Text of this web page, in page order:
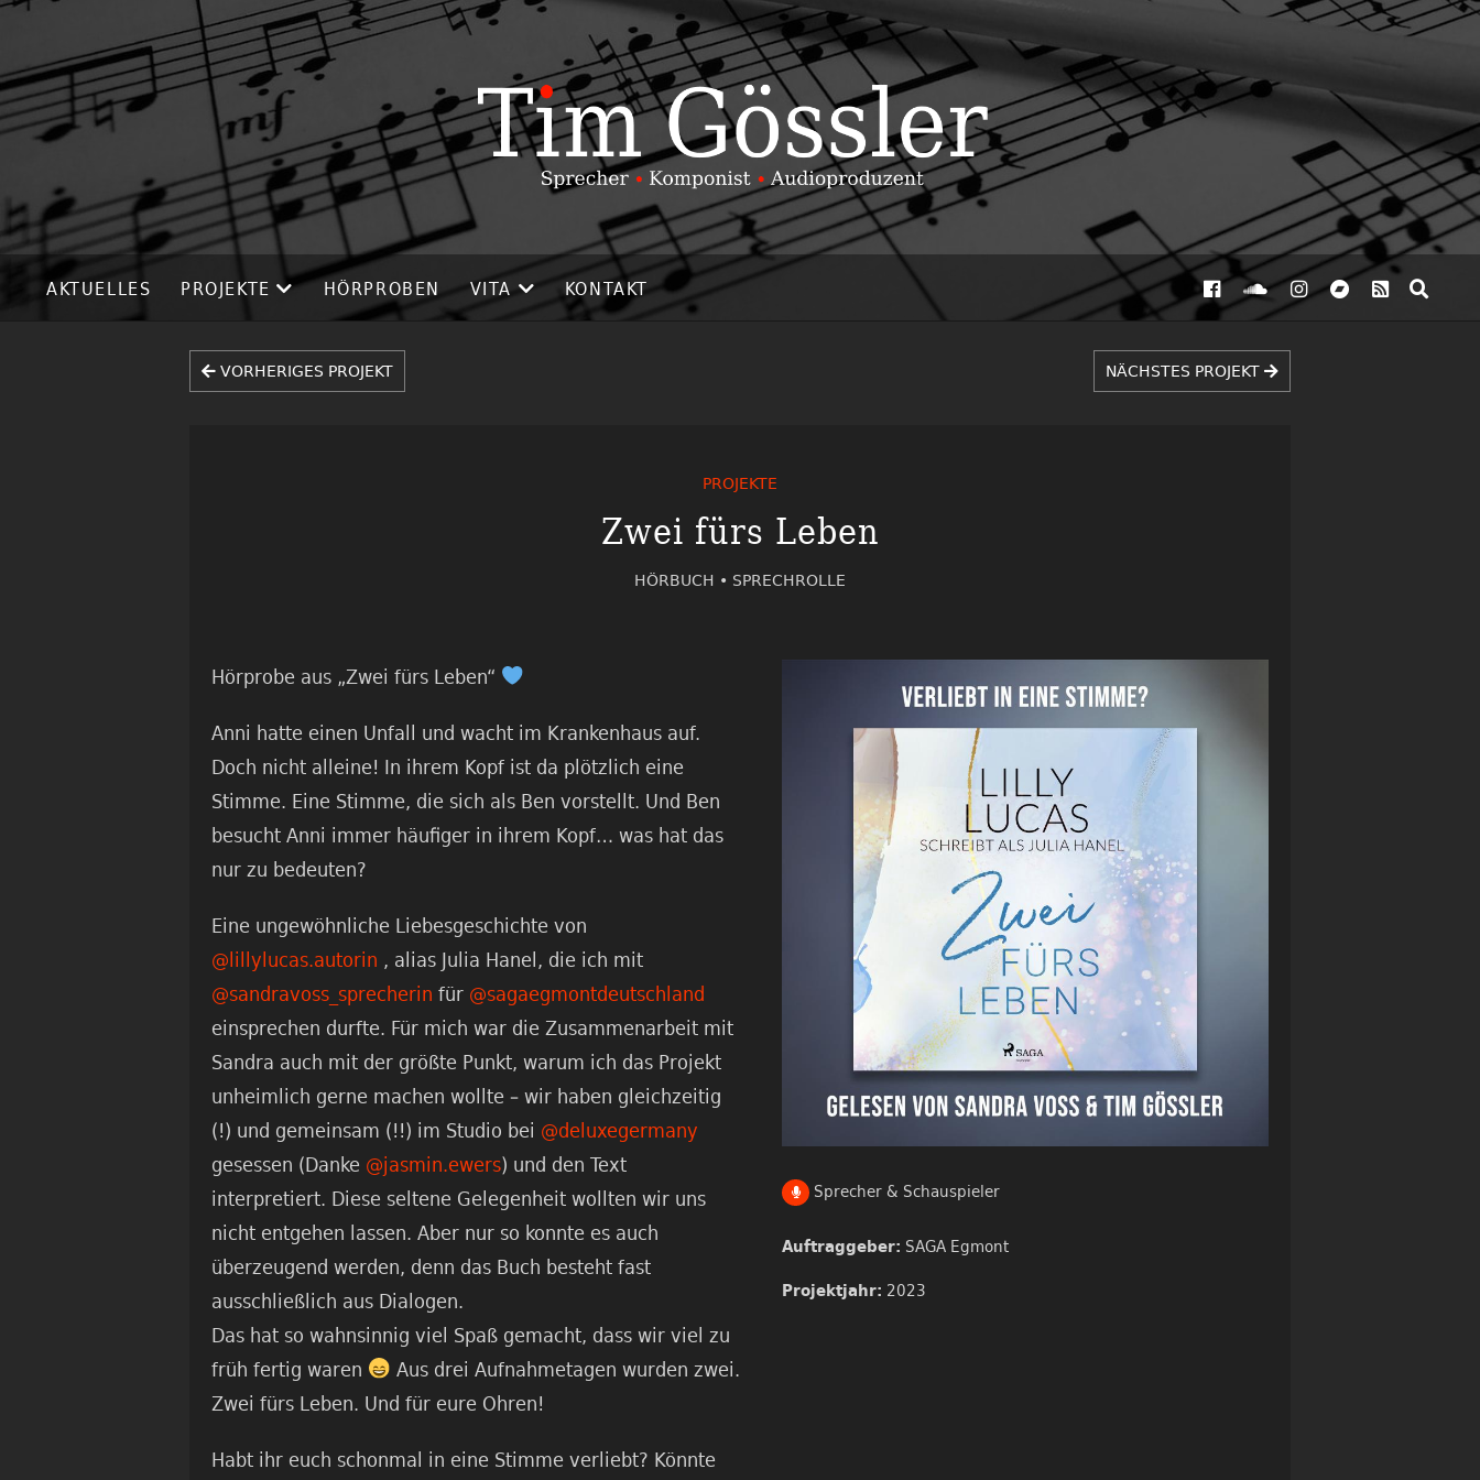
AKTUELLES PROJEKTE HÖRPROBEN VITA KONTAKT
VORHERIGES PROJEKT NÄCHSTES PROJEKT
PROJEKTE
Zwei fürs Leben
HÖRBUCH • SPRECHROLLE
Sprecher & Schauspieler
Auftraggeber: SAGA Egmont
Projektjahr: 2023
Hörprobe aus „Zwei fürs Leben“
Anni hatte einen Unfall und wacht im Krankenhaus auf.
Doch nicht alleine! In ihrem Kopf ist da plötzlich eine
Stimme. Eine Stimme, die sich als Ben vorstellt. Und Ben
besucht Anni immer häufiger in ihrem Kopf… was hat das
nur zu bedeuten?
Eine ungewöhnliche Liebesgeschichte von
@lillylucas.autorin , alias Julia Hanel, die ich mit
@sandravoss_sprecherinfür@sagaegmontdeutschland
einsprechen durfte. Für mich war die Zusammenarbeit mit
Sandra auch mit der größte Punkt, warum ich das Projekt
unheimlich gerne machen wollte – wir haben gleichzeitig
(!) und gemeinsam (!!) im Studio bei @deluxegermany
gesessen (Danke @jasmin.ewers) und den Text
interpretiert. Diese seltene Gelegenheit wollten wir uns
nicht entgehen lassen. Aber nur so konnte es auch
überzeugend werden, denn das Buch besteht fast
ausschließlich aus Dialogen.
Das hat so wahnsinnig viel Spaß gemacht, dass wir viel zu
früh fertig waren
Aus drei Aufnahmetagen wurden zwei.
Zwei fürs Leben. Und für eure Ohren!
Habt ihr euch schonmal in eine Stimme verliebt? Könnte